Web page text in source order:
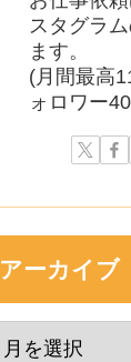
スタグラ
ます。
(月間最高
ォロワー40
アーカイブ